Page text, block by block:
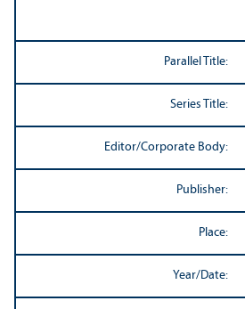
Parallel Title:
Series Title:
Editor/Corporate Body:
Publisher:
Place:
Year/Date: